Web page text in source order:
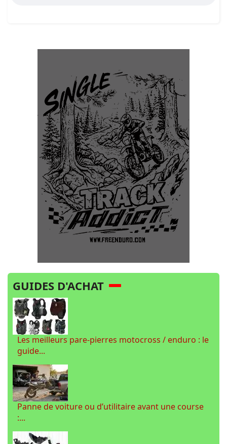
GUIDES D'ACHAT
Les meilleurs pare-pierres motocross / enduro : le
guide...
Panne de voiture ou d’utilitaire avant une course
:...